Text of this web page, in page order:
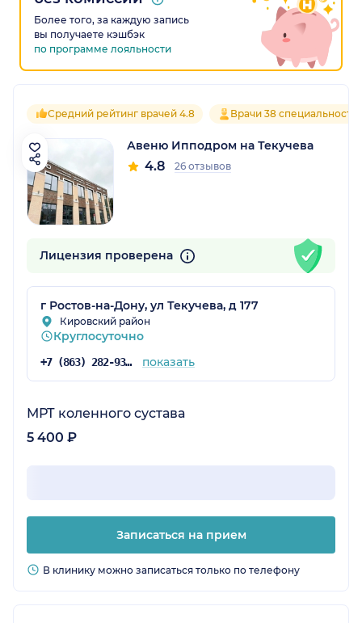
Более того, за каждую запись
вы получаете кэшбэк
по программе лояльности
Средний рейтинг врачей 4.8 Врачи 38
Авеню Ипподром на Текучева
4.8 26 отзывов
Лицензия проверена
г Ростов-на-Дону, ул Текучева, д 177
Кировский район
Круглосуточно
+7 (863) 282-93-77 показать
МРТ коленного сустава
5 400 ₽
Записаться на прием
В клинику можно записаться только по телефону